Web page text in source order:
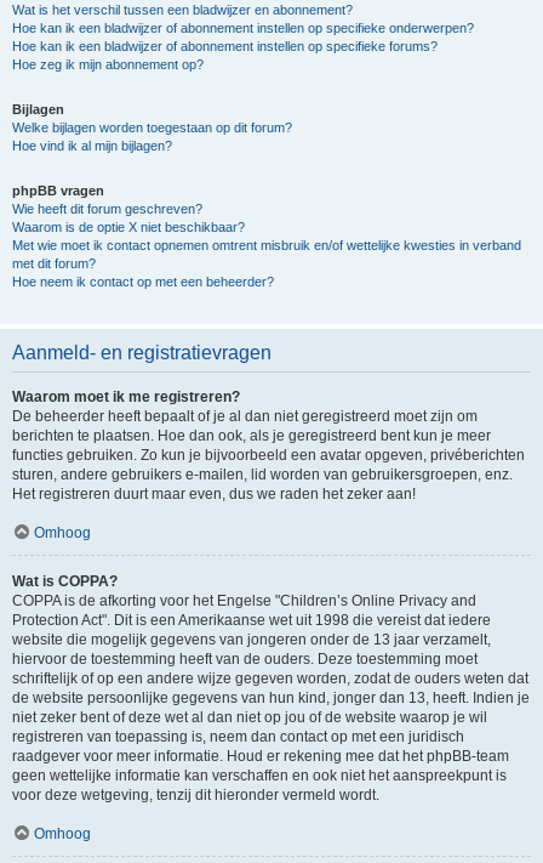
Wat is het verschil tussen een bladwijzer en abonnement?
Hoe kan ik een bladwijzer of abonnement instellen op specifieke onderwerpen?
Hoe kan ik een bladwijzer of abonnement instellen op specifieke forums?
Hoe zeg ik mijn abonnement op?
Bijlagen
Welke bijlagen worden toegestaan op dit forum?
Hoe vind ik al mijn bijlagen?
phpBB vragen
Wie heeft dit forum geschreven?
Waarom is de optie X niet beschikbaar?
Met wie moet ik contact opnemen omtrent misbruik en/of wettelijke kwesties in verband
met dit forum?
Hoe neem ik contact op met een beheerder?
Aanmeld- en registratievragen
Waarom moet ik me registreren?
De beheerder heeft bepaalt of je al dan niet geregistreerd moet zijn om
berichten te plaatsen. Hoe dan ook, als je geregistreerd bent kun je meer
functies gebruiken. Zo kun je bijvoorbeeld een avatar opgeven, privéberichten
sturen, andere gebruikers e-mailen, lid worden van gebruikersgroepen, enz.
Het registreren duurt maar even, dus we raden het zeker aan!
Omhoog
Wat is COPPA?
COPPA is de afkorting voor het Engelse "Children’s Online Privacy and
Protection Act". Dit is een Amerikaanse wet uit 1998 die vereist dat iedere
website die mogelijk gegevens van jongeren onder de 13 jaar verzamelt,
hiervoor de toestemming heeft van de ouders. Deze toestemming moet
schriftelijk of op een andere wijze gegeven worden, zodat de ouders weten dat
de website persoonlijke gegevens van hun kind, jonger dan 13, heeft. Indien je
niet zeker bent of deze wet al dan niet op jou of de website waarop je wil
registreren van toepassing is, neem dan contact op met een juridisch
raadgever voor meer informatie. Houd er rekening mee dat het phpBB-team
geen wettelijke informatie kan verschaffen en ook niet het aanspreekpunt is
voor deze wetgeving, tenzij dit hieronder vermeld wordt.
Omhoog